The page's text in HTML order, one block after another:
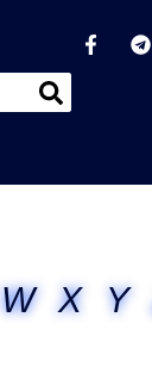
W X Y